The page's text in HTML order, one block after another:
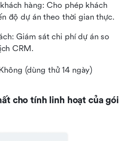
hàng: Cho phép khách
độ dự án theo thời gian thực.
Giám sát chi phí dự án so
CRM.
(dùng thử 14 ngày)
cho tính linh hoạt của gói